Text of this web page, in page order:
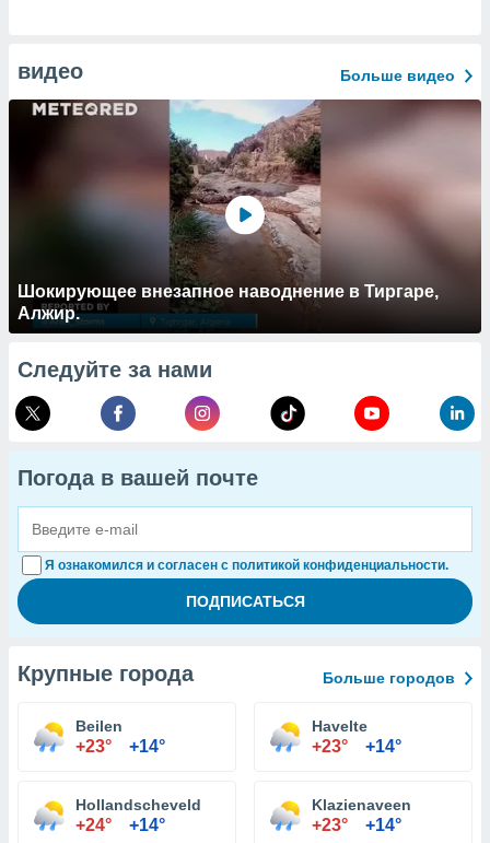
видео Больше видео
Шокирующее внезапное наводнение в Тиргаре,
Алжир.
Следуйте за нами
Погода в вашей почте
Я ознакомился и согласен с политикой конфиденциальности.
Крупные города Больше городов
Beilen
+23° +14°
Havelte
+23° +14°
Hollandscheveld
+24° +14°
Klazienaveen
+23° +14°